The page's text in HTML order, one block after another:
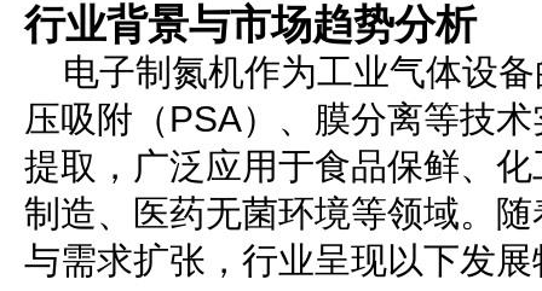
行业背景与市场趋势分析
电子制氮机作为工业气体设
压吸附（PSA）、膜分离等技
提取，广泛应用于食品保鲜、
制造、医药无菌环境等领域。
与需求扩张，行业呈现以下发展